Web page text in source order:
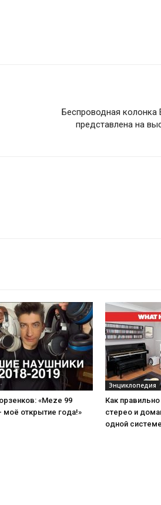
Беспроводная колонка
представлена на
«Meze 99
моё открытие года!»
Энциклопедия
Как
стерео и
одной системе